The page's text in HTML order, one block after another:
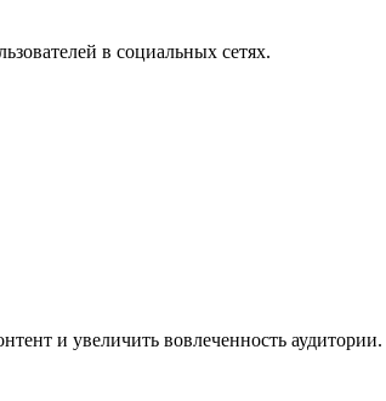
в социальных сетях.
и увеличить вовлеченность аудитории.